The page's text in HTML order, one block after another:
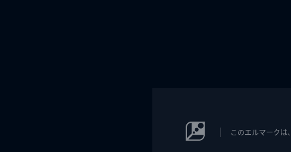
このエルマーク